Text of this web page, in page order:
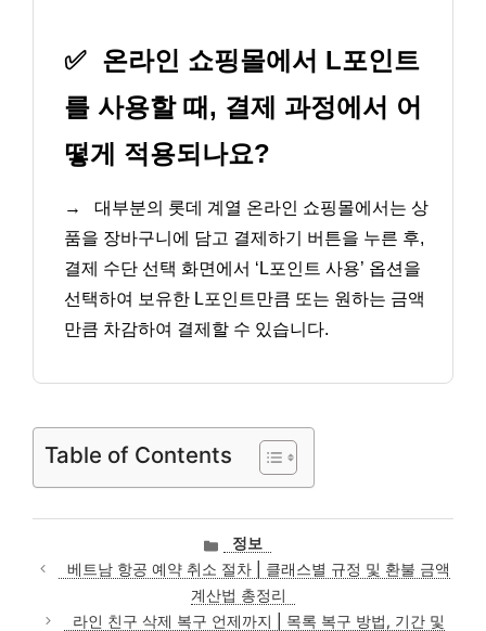
✅ 온라인 쇼핑몰에서 L포인트
를 사용할 때, 결제 과정에서 어
떻게 적용되나요?
→
대부분의 롯데 계열 온라인 쇼핑몰에서는 상
품을 장바구니에 담고 결제하기 버튼을 누른 후,
결제 수단 선택 화면에서 ‘L포인트 사용’ 옵션을
선택하여 보유한 L포인트만큼 또는 원하는 금액
만큼 차감하여 결제할 수 있습니다.
Table of Contents
카
테
고
리
정보
베트남 항공 예약 취소 절차 | 클래스별 규정 및 환불 금액
계산법 총정리
라인 친구 삭제 복구 언제까지 | 목록 복구 방법, 기간 및